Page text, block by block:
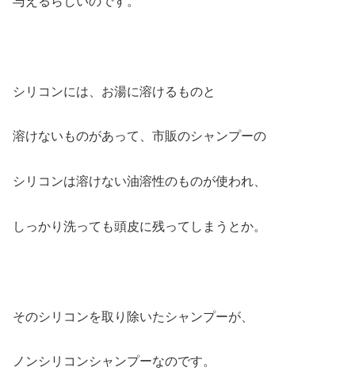
シリコンには、お湯に溶けるものと
溶けないものがあって、市販のシャンプーの
シリコンは溶けない油溶性のものが使われ、
しっかり洗っても頭皮に残ってしまうとか。
そのシリコンを取り除いたシャンプーが、
ノンシリコンシャンプーなのです。